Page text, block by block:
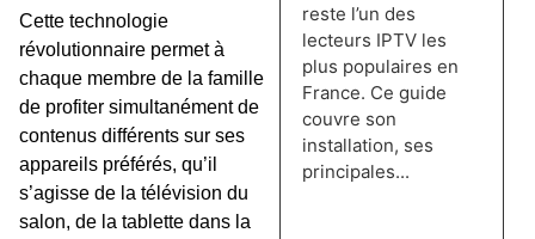
Cette technologie
révolutionnaire permet à
chaque membre de la famille
de profiter simultanément de
contenus différents sur ses
appareils préférés, qu’il
s’agisse de la télévision du
salon, de la tablette dans la
reste l’un des
lecteurs IPTV les
plus populaires en
France. Ce guide
couvre son
installation, ses
principales...